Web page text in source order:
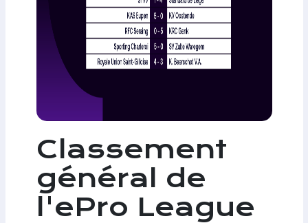
Classement
général de
l'ePro League